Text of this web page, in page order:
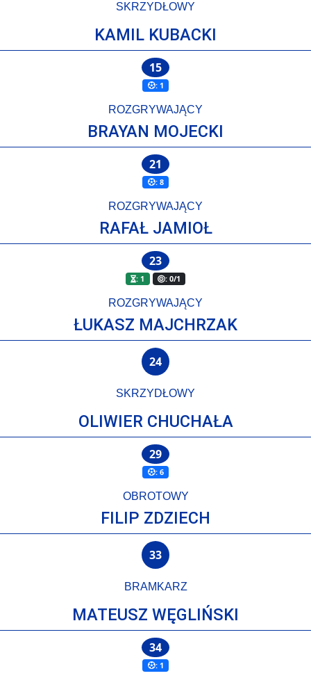
KAMIL KUBACKI
SKRZYDŁOWY
BRAYAN MOJECKI
ROZGRYWAJĄCY
: 1
15
RAFAŁ JAMIOŁ
ROZGRYWAJĄCY
: 8
21
ŁUKASZ MAJCHRZAK
ROZGRYWAJĄCY
: 1 : 0/1
23
OLIWIER CHUCHAŁA
SKRZYDŁOWY
24
FILIP ZDZIECH
OBROTOWY
: 6
29
MATEUSZ WĘGLIŃSKI
BRAMKARZ
33
: 1
34